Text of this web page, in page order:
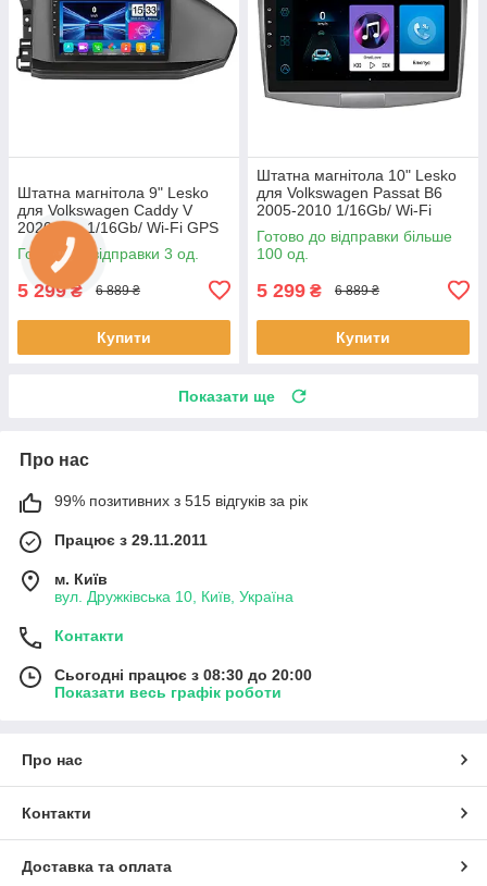
Штатна магнітола 9" Lesko
для Volkswagen Caddy V
2020-н.в. 1/16Gb/ Wi-Fi GPS
Optima Вольксваген 3 шт.
Готово до відправки 3 од.
5 299₴ 6 889 ₴
Купити
Штатна магнітола 10" Lesko
для Volkswagen Passat B6
2005-2010 1/16Gb/ Wi-Fi
Optima Вольксваген шт.
Готово до відправки більше
100 од.
5 299 ₴ 6 889 ₴
Купити
Показати ще
Про нас
99% позитивних з 515 відгуків за рік
Працює з 29.11.2011
м. Київ
вул. Дружківська 10, Київ, Україна
Контакти
Сьогодні працює з 08:30 до 20:00
Показати весь графік роботи
Про нас
Контакти
Доставка та оплата